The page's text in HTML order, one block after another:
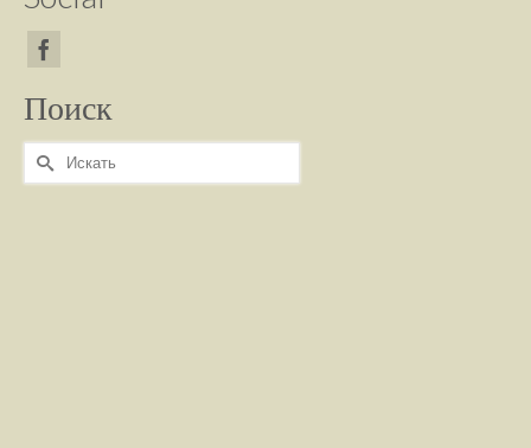
Поиск
Искать: